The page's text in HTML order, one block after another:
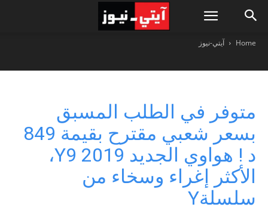
Home آيتي-نيوز
متوفر في الطلب المسبق
بسعر شعبي مقترح بقيمة 849
د ! هواوي الجديد Y9 2019،
الأكثر إغراء وسخاء من
سلسلةY